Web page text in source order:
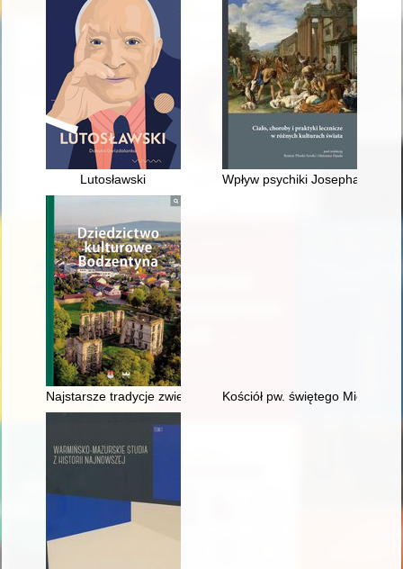
Lutosławski Wpływ psychiki Josepha
Najstarsze tradycje zwiedzania BodzentynaKościół pw. świętego Michała